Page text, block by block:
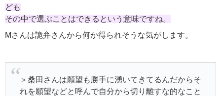
ども
その中で選ぶことはできるという意味ですね。
Mさんは詭弁さんから何か得られそうな気がします。
＞桑田さんは願望も勝手に湧いてきてるんだからそ
れを願望などと呼んで自分から切り離すな的なこと